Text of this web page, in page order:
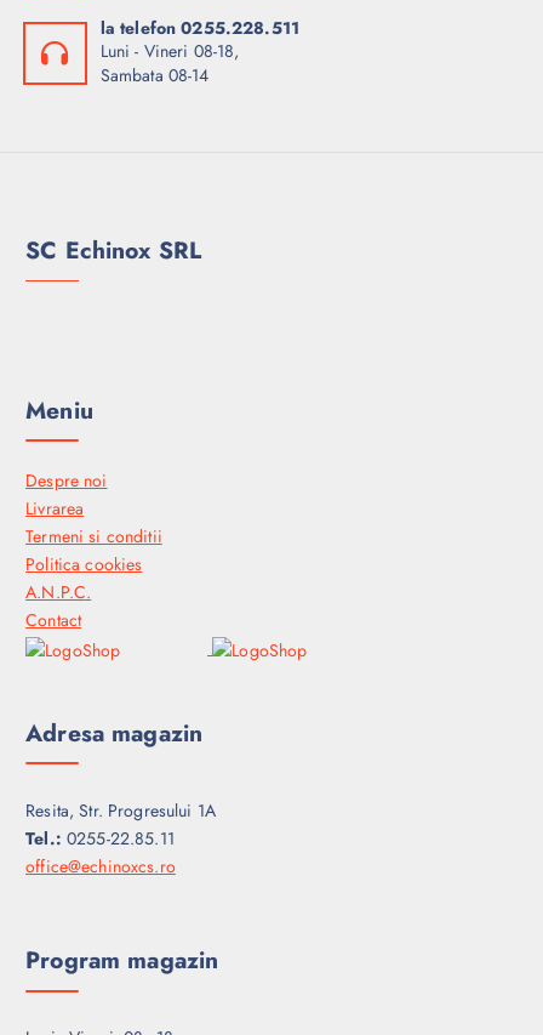
la telefon 0255.228.511
Luni - Vineri 08-18,
Sambata 08-14
SC Echinox SRL
Meniu
Despre noi
Livrarea
Termeni si conditii
Politica cookies
A.N.P.C.
Contact
Adresa magazin
Resita, Str. Progresului 1A
Tel.: 0255-22.85.11
office@echinoxcs.ro
Program magazin